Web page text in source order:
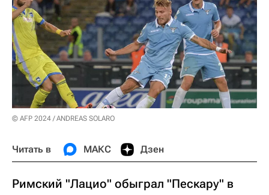
© AFP 2024 / ANDREAS SOLARO
Читать в МАКС Дзен
Римский "Лацио" обыграл "Пескару" в